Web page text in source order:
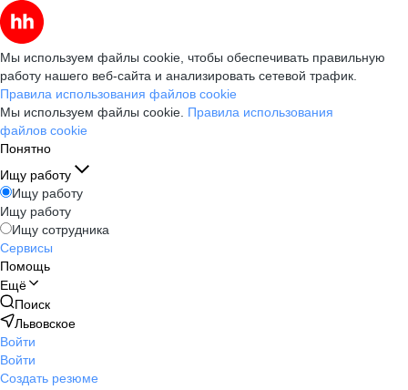
Мы используем файлы cookie, чтобы обеспечивать правильную
работу нашего веб-сайта и анализировать сетевой трафик.
Правила использования файлов cookie
Мы используем файлы cookie. Правила использования
файлов cookie
Понятно
Ищу работу
Ищу работу
Ищу работу
Ищу сотрудника
Сервисы
Помощь
Ещё
Поиск
Львовское
Войти
Войти
Создать резюме